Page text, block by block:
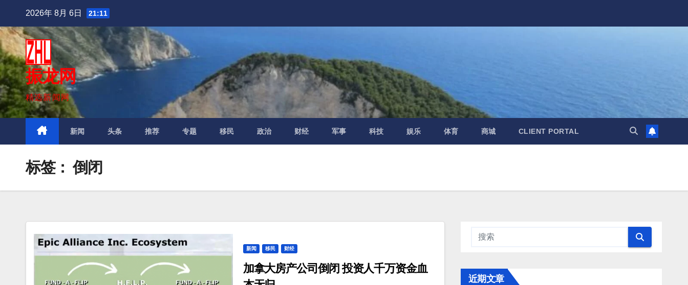
内
容
2026年 8月 6日 21:11
振龙网
精选新闻网
新闻 头条 推荐 专题 移民 政治 财经 军事 科技 娱乐 体育 商城 CLIENT PORTAL
标签：倒闭
新闻 移民 财经
加拿大房产公司倒闭 投资人千万资金血
近期文章